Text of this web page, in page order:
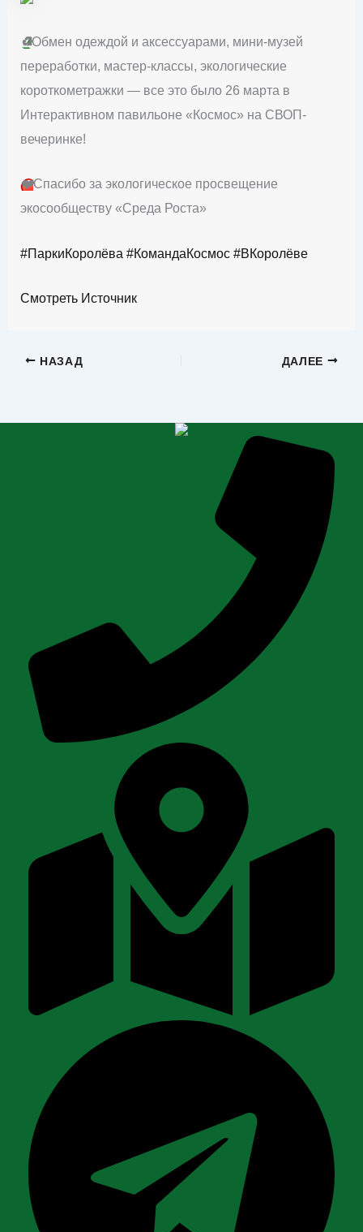
♻️Обмен одеждой и аксессуарами, мини-музей
переработки, мастер-классы, экологические
короткометражки — все это было 26 марта в
Интерактивном павильоне «Космос» на СВОП-
вечеринке!
❤️Спасибо за экологическое просвещение
экосообществу «Среда Роста»
#ПаркиКоролёва #КомандаКосмос #ВКоролёве
Смотреть Источник
НАЗАД ДАЛЕЕ